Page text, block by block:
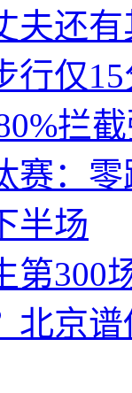
夫还
行仅
拦
赛：
半场
第300
北京